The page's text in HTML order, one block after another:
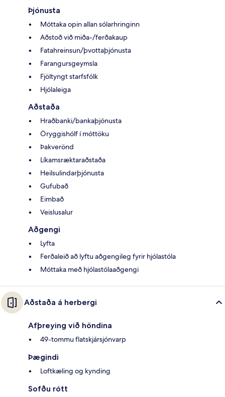
Þjónusta
Móttaka opin allan sólarhringinn
Aðstoð við miða-/ferðakaup
Fatahreinsun/þvottaþjónusta
Farangursgeymsla
Fjöltyngt starfsfólk
Hjólaleiga
Aðstaða
Hraðbanki/bankaþjónusta
Öryggishólf í móttöku
Þakverönd
Líkamsræktaraðstaða
Heilsulindarþjónusta
Gufubað
Eimbað
Veislusalur
Aðgengi
Lyfta
Ferðaleið að lyftu aðgengileg fyrir hjólastóla
Móttaka með hjólastólaaðgengi
Aðstaða á herbergi
Afþreying við höndina
49-tommu flatskjársjónvarp
Þægindi
Loftkæling og kynding
Sofðu rótt